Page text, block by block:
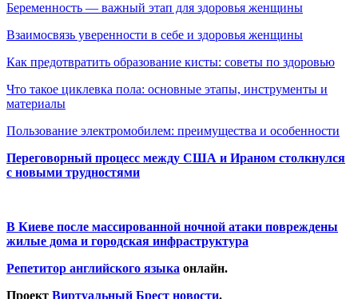
Беременность — важный этап для здоровья женщины
Взаимосвязь уверенности в себе и здоровья женщины
Как предотвратить образование кисты: советы по здоровью
Что такое циклевка пола: основные этапы, инструменты и
материалы
Пользование электромобилем: преимущества и особенности
Переговорный процесс между США и Ираном столкнулся
с новыми трудностями
В Киеве после массированной ночной атаки повреждены
жилые дома и городская инфраструктура
Репетитор английского языка онлайн.
Проект Виртуальный Брест новости.